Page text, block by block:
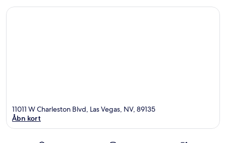
11011 W Charleston Blvd, Las Vegas, NV, 89135
Åbn kort